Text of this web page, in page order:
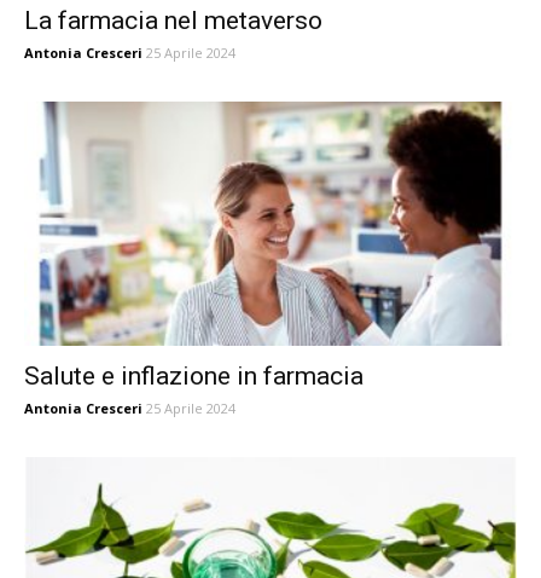
La farmacia nel metaverso
Antonia Cresceri 25 Aprile 2024
Salute e inflazione in farmacia
Antonia Cresceri 25 Aprile 2024